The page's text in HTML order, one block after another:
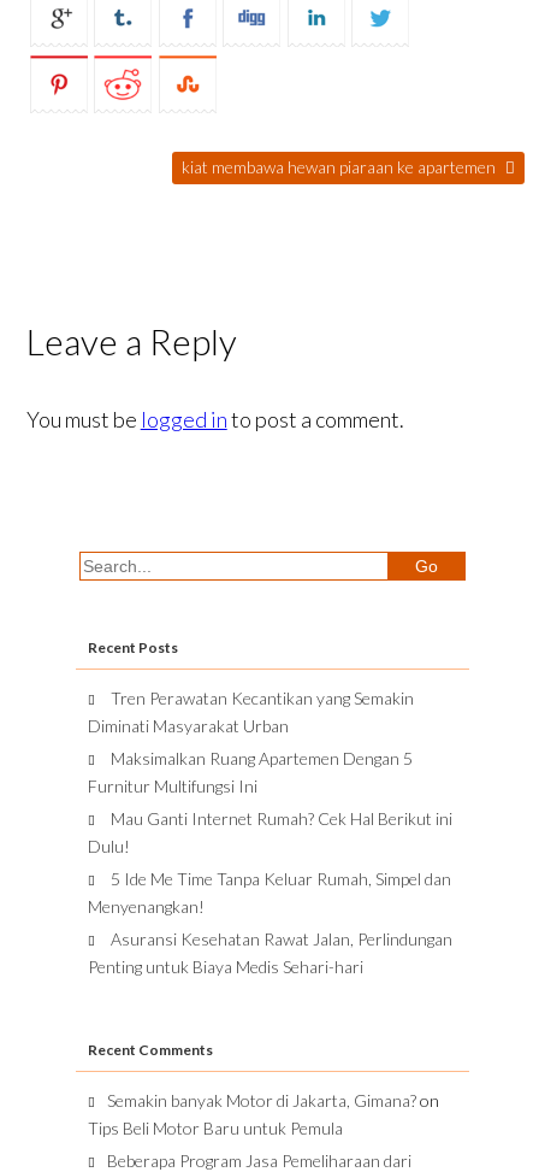
kiat membawa hewan piaraan ke apartemen
Leave a Reply
You must be logged into post a comment.
Recent Posts
Tren Perawatan Kecantikan yang Semakin
Diminati Masyarakat Urban
Maksimalkan Ruang Apartemen Dengan 5
Furnitur Multifungsi Ini
Mau Ganti Internet Rumah? Cek Hal Berikut ini
Dulu!
5 Ide Me Time Tanpa Keluar Rumah, Simpel dan
Menyenangkan!
Asuransi Kesehatan Rawat Jalan, Perlindungan
Penting untuk Biaya Medis Sehari-hari
Recent Comments
Semakin banyak Motor di Jakarta, Gimana?on
Tips Beli Motor Baru untuk Pemula
Beberapa Program Jasa Pemeliharaan dari